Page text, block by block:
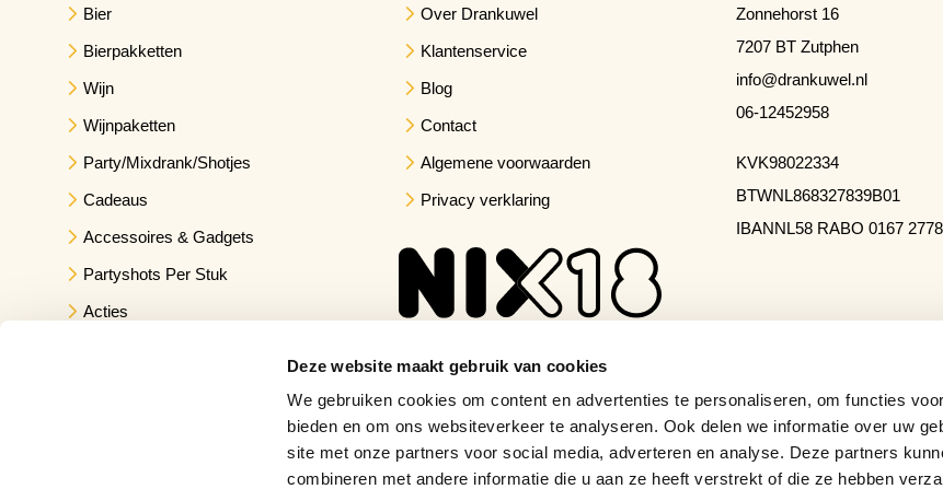
Deze website maakt gebruik van cookies
We gebruiken cookies om content en advertenties te personaliseren, om functies
bieden en om ons websiteverkeer te analyseren. Ook delen we informatie over uw
site met onze partners voor social media, adverteren en analyse. Deze partners
combineren met andere informatie die u aan ze heeft verstrekt of die ze hebben
Bier
Bierpakketten
Wijn
Wijnpaketten
Party/Mixdrank/Shotjes
Cadeaus
Accessoires & Gadgets
Partyshots Per Stuk
Acties
Over Drankuwel
Klantenservice
Blog
Contact
Algemene voorwaarden
Privacy verklaring
Zonnehorst 16
7207 BT Zutphen
info@drankuwel.nl
06-12452958
KVK98022334
BTWNL868327839B01
IBANNL58 RABO 0167